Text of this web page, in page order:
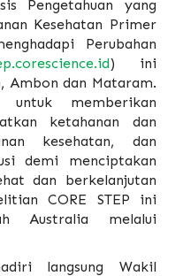
Pengetahuan yang
Kesehatan Primer
Perubahan
) ini
Ambon dan Mataram.
memberikan
ketahanan dan
kesehatan, dan
demi menciptakan
dan berkelanjutan
CORE STEP ini
Australia melalui
langsung Wakil